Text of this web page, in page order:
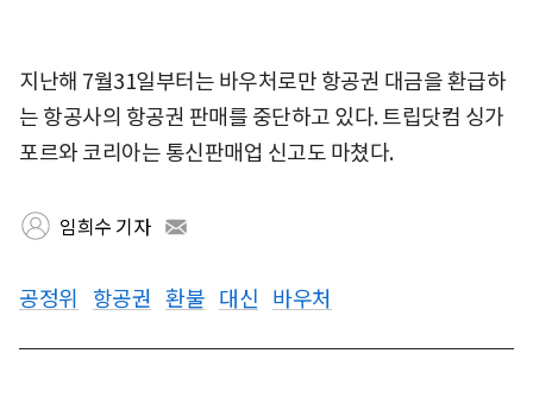
지난해 7월31일부터는 바우처로만 항공권 대금을 환급하
는 항공사의 항공권 판매를 중단하고 있다. 트립닷컴 싱가
포르와 코리아는 통신판매업 신고도 마쳤다.
임희수 기자
공정위 항공권 환불 대신 바우처